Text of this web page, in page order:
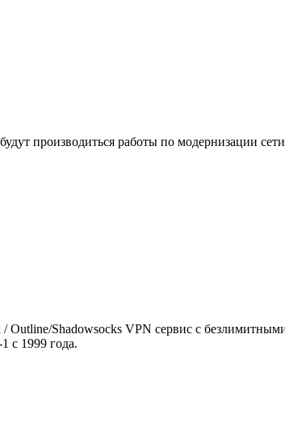
производиться работы по модернизации
Outline/Shadowsocks VPN сервис с
с 1999 года.